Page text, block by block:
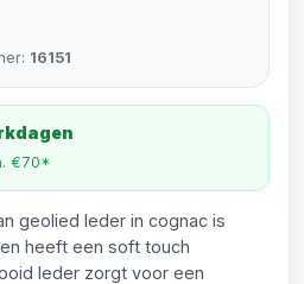
16151
€70*
geolied leder in cognac is
heeft een soft touch
leder zorgt voor een